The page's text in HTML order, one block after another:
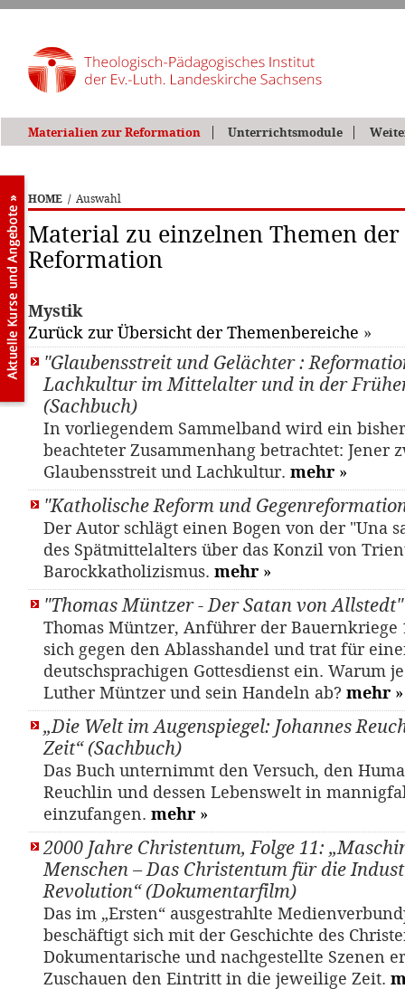
Materialien zur Reformation Unterrichtsmodule
HOME / Auswahl
Material zu einzelnen Themen der
Reformation
Mystik
Zurück zur Übersicht der Themenbereiche »
"Glaubensstreit und Gelächter :
Lachkultur im Mittelalter und in der
(Sachbuch)
In vorliegendem Sammelband wird ein
beachteter Zusammenhang betrachtet: Jener
Glaubensstreit und Lachkultur. mehr »
"Katholische Reform und
Der Autor schlägt einen Bogen von der "Una
des Spätmittelalters über das Konzil von
Barockkatholizismus. mehr »
"Thomas Müntzer - Der Satan von
Thomas Müntzer, Anführer der Bauernkriege
sich gegen den Ablasshandel und trat für
deutschsprachigen Gottesdienst ein. Warum
Luther Müntzer und sein Handeln ab? mehr »
„Die Welt im Augenspiegel: Johannes
Zeit“ (Sachbuch)
Das Buch unternimmt den Versuch, den
Reuchlin und dessen Lebenswelt in
einzufangen. mehr »
2000 Jahre Christentum, Folge 11:
Menschen – Das Christentum für die
Revolution“ (Dokumentarfilm)
Das im „Ersten“ ausgestrahlte
beschäftigt sich mit der Geschichte des
Dokumentarische und nachgestellte Szenen
Zuschauen den Eintritt in die jeweilige Zeit.